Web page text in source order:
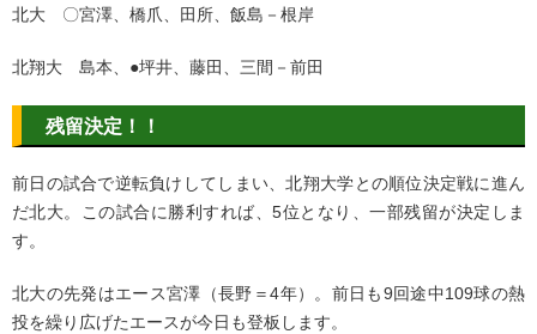
北大 〇宮澤、橋爪、田所、飯島－根岸
北翔大 島本、●坪井、藤田、三間－前田
残留決定！！
前日の試合で逆転負けしてしまい、北翔大学との順位決定戦に進ん
だ北大。この試合に勝利すれば、5位となり、一部残留が決定しま
す。
北大の先発はエース宮澤（長野＝4年）。前日も9回途中109球の熱
投を繰り広げたエースが今日も登板します。